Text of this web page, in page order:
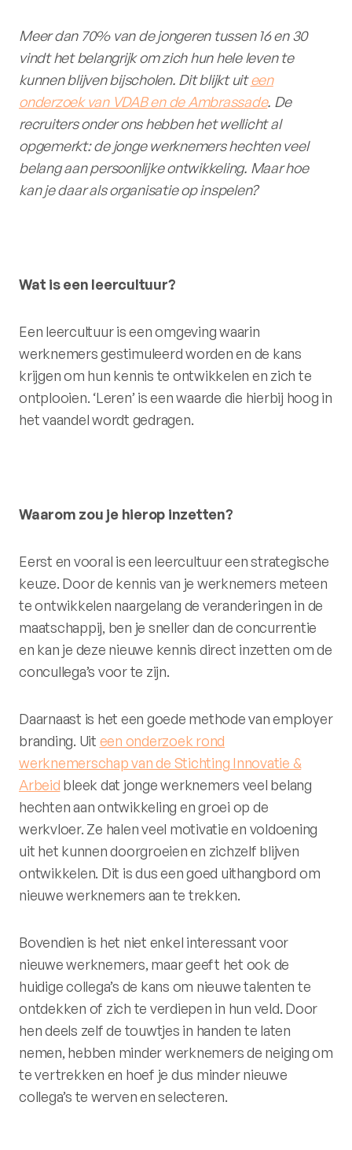
Meer dan 70% van de jongeren tussen 16 en 30
vindt het belangrijk om zich hun hele leven te
kunnen blijven bijscholen. Dit blijkt uiteen
onderzoek van VDAB en de Ambrassade. De
recruiters onder ons hebben het wellicht al
opgemerkt: de jonge werknemers hechten veel
belang aan persoonlijke ontwikkeling. Maar hoe
kan je daar als organisatie op inspelen?
Wat is een leercultuur?
Een leercultuur is een omgeving waarin
werknemers gestimuleerd worden en de kans
krijgen om hun kennis te ontwikkelen en zich te
ontplooien. ‘Leren’ is een waarde die hierbij hoog in
het vaandel wordt gedragen.
Waarom zou je hierop inzetten?
Eerst en vooral is een leercultuur een strategische
keuze. Door de kennis van je werknemers meteen
te ontwikkelen naargelang de veranderingen in de
maatschappij, ben je sneller dan de concurrentie
en kan je deze nieuwe kennis direct inzetten om de
concullega’s voor te zijn.
Daarnaast is het een goede methode van employer
branding. Uit een onderzoek rond
werknemerschap van de Stichting Innovatie &
Arbeid bleek dat jonge werknemers veel belang
hechten aan ontwikkeling en groei op de
werkvloer. Ze halen veel motivatie en voldoening
uit het kunnen doorgroeien en zichzelf blijven
ontwikkelen. Dit is dus een goed uithangbord om
nieuwe werknemers aan te trekken.
Bovendien is het niet enkel interessant voor
nieuwe werknemers, maar geeft het ook de
huidige collega’s de kans om nieuwe talenten te
ontdekken of zich te verdiepen in hun veld. Door
hen deels zelf de touwtjes in handen te laten
nemen, hebben minder werknemers de neiging om
te vertrekken en hoef je dus minder nieuwe
collega’s te werven en selecteren.